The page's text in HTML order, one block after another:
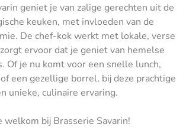
geniet je van zalige gerechten uit de
keuken, met invloeden van de
De chef-kok werkt met lokale, verse
ervoor dat je geniet van hemelse
Of je nu komt voor een snelle lunch,
een gezellige borrel, bij deze prachtige
unieke, culinaire ervaring.
welkom bij Brasserie Savarin!